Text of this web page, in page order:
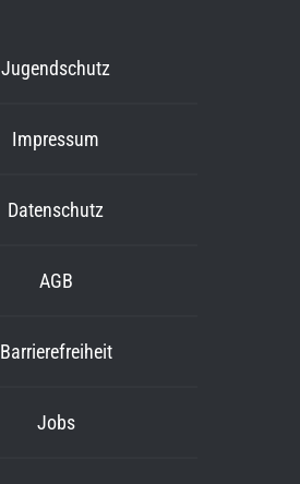
Jugendschutz
Impressum
Datenschutz
AGB
Barrierefreiheit
Jobs